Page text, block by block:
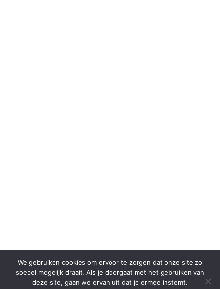
We gebruiken cookies om ervoor te zorgen dat onze site zo
soepel mogelijk draait. Als je doorgaat met het gebruiken van
deze site, gaan we ervan uit dat je ermee instemt.